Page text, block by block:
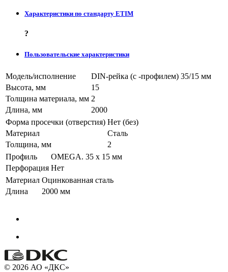
Характеристики по стандарту ETIM
?
Пользовательские характеристики
Модель/исполнение
DIN-рейка (с -профилем) 35/15 мм
Высота, мм
15
Толщина материала, мм 2
Длина, мм
2000
Форма просечки (отверстия) Нет (без)
Материал
Сталь
Толщина, мм
2
Профиль
OMEGA. 35 х 15 мм
Перфорация Нет
Материал Оцинкованная сталь
Длина
2000 мм
© 2026 АО «ДКС»